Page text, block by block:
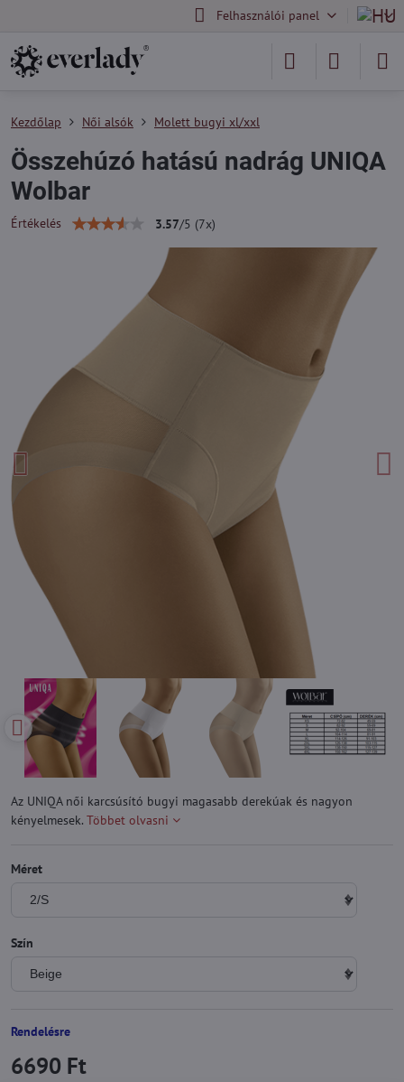
Felhasználói panel
Kezdőlap Női alsók Molett bugyi xl/xxl
Összehúzó hatású nadrág UNIQA
Wolbar
Értékelés 3.57/5 (7x)
Az UNIQA női karcsúsító bugyi magasabb derekúak és nagyon
kényelmesek. Többet olvasni
Méret
Szín
Rendelésre
6690 Ft